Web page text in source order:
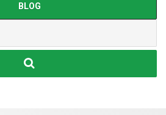
BLOG